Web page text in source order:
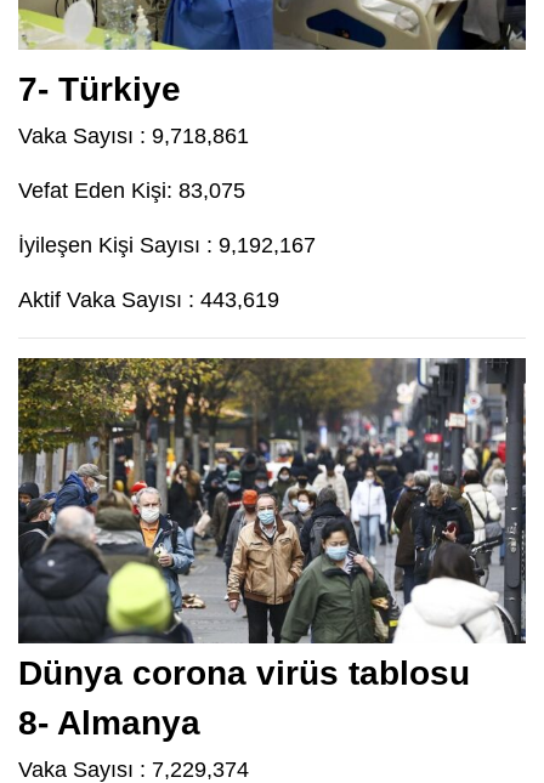
7- Türkiye
Vaka Sayısı : 9,718,861
Vefat Eden Kişi: 83,075
İyileşen Kişi Sayısı : 9,192,167
Aktif Vaka Sayısı : 443,619
Dünya corona virüs tablosu
8- Almanya
Vaka Sayısı : 7,229,374